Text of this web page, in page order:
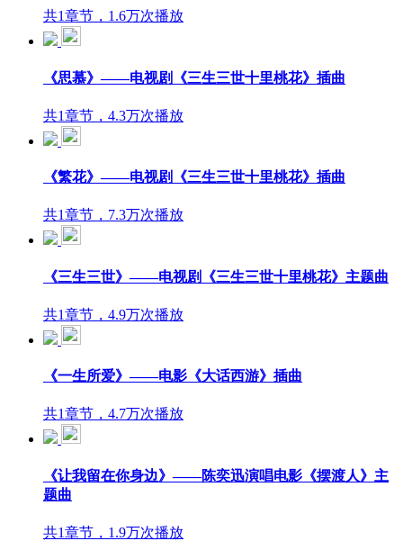
共1章节，1.6万次播放
《思慕》——电视剧《三生三世十里桃花》插曲
共1章节，4.3万次播放
《繁花》——电视剧《三生三世十里桃花》插曲
共1章节，7.3万次播放
《三生三世》——电视剧《三生三世十里桃花》主题曲
共1章节，4.9万次播放
《一生所爱》——电影《大话西游》插曲
共1章节，4.7万次播放
《让我留在你身边》——陈奕迅演唱电影《摆渡人》主
题曲
共1章节，1.9万次播放